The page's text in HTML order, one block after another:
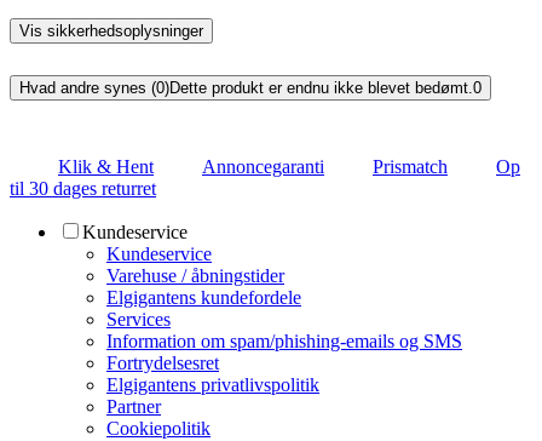
Vis sikkerhedsoplysninger
Hvad andre synes (0)Dette produkt er endnu ikke blevet bedømt.0
Klik & Hent Annoncegaranti Prismatch
Op
til 30 dages returret
Kundeservice
Kundeservice
Varehuse / åbningstider
Elgigantens kundefordele
Services
Information om spam/phishing-emails og SMS
Fortrydelsesret
Elgigantens privatlivspolitik
Partner
Cookiepolitik